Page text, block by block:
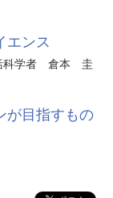
エンス
科学者 倉本 圭
が目指すもの